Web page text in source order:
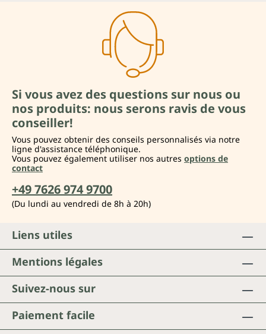
Si vous avez des questions sur nous ou
nos produits: nous serons ravis de vous
conseiller!
Vous pouvez obtenir des conseils personnalisés via notre
ligne d'assistance téléphonique.
Vous pouvez également utiliser nos autres options de
contact
+49 7626 974 9700
(Du lundi au vendredi de 8h à 20h)
Suivez-nous sur
Paiement facile
Liens utiles
Mentions légales